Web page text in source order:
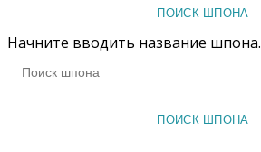
ПОИСК ШПОНА
Начните вводить название шпона.
ПОИСК ШПОНА